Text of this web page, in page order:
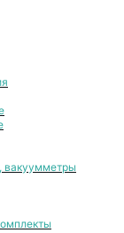
вакуумметры